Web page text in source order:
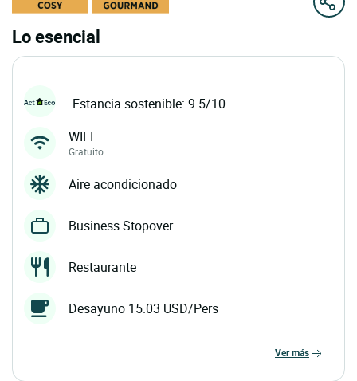
Lo esencial
Estancia sostenible: 9.5/10
WIFI
Gratuito
Aire acondicionado
Business Stopover
Restaurante
Desayuno 15.03 USD/Pers
ver más